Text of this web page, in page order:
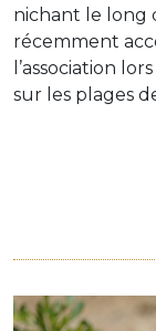
nichant le long
récemment
l’association
sur les plages